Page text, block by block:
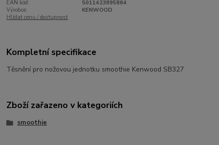
EAN kód:
5011423895864
Výrobce:
KENWOOD
Hlídat cenu / dostupnost
Kompletní specifikace
Těsnění pro nožovou jednotku smoothie Kenwood SB327
Zboží zařazeno v kategoriích
smoothie